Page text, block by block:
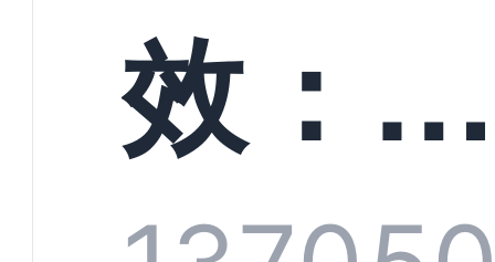
螳螂科
技何以
效：螳